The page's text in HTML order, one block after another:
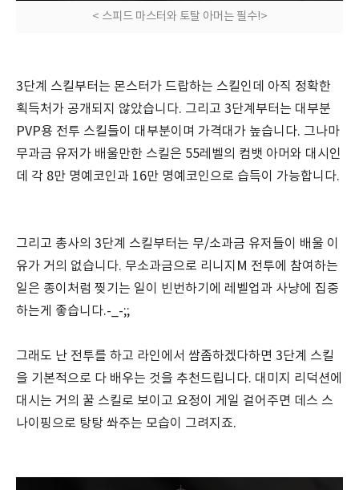
< 스피드 마스터와 토탈 아머는 필수!>
3단계 스킬부터는 몬스터가 드랍하는 스킬인데 아직 정확한
획득처가 공개되지 않았습니다. 그리고 3단계부터는 대부분
PVP용 전투 스킬들이 대부분이며 가격대가 높습니다. 그나마
무과금 유저가 배울만한 스킬은 55레벨의 컴뱃 아머와 대시인
데 각 8만 명예코인과 16만 명예코인으로 습득이 가능합니다.
그리고 총사의 3단계 스킬부터는 무/소과금 유저들이 배울 이
유가 거의 없습니다. 무소과금으로 리니지M 전투에 참여하는
일은 종이처럼 찢기는 일이 빈번하기에 레벨업과 사냥에 집중
하는게 좋습니다.-_-;;
그래도 난 전투를 하고 라인에서 쌈좀하겠다하면 3단계 스킬
을 기본적으로 다 배우는 것을 추천드립니다. 대미지 리덕션에
대시는 거의 꿀 스킬로 보이고 요정이 게일 걸어주면 데스 스
나이핑으로 탕탕 쏴주는 모습이 그려지죠.